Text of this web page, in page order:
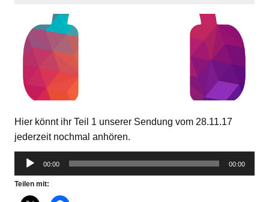
Hier könnt ihr Teil 1 unserer Sendung vom 28.11.17
jederzeit nochmal anhören.
Audio-
Player
00:00 00:00
Teilen mit: